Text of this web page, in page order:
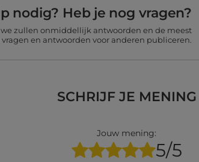
nodig? Heb je nog vragen?
we zullen onmiddellijk antwoorden en de meest
vragen en antwoorden voor anderen publiceren.
SCHRIJF JE MENING
Jouw mening:
5/5